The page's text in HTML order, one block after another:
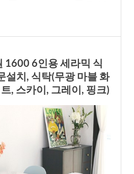
1600 6인용 세라믹 식
설치, 식탁(무광 마블 화
, 스카이, 그레이, 핑크)